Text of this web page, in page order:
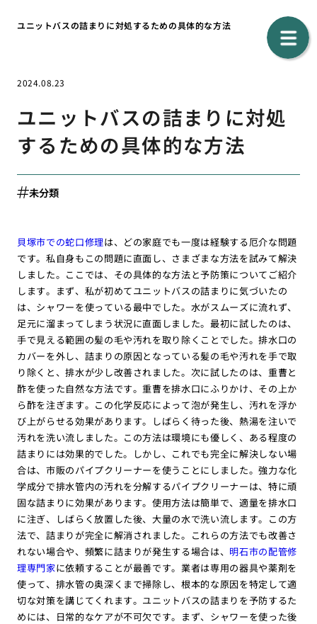
ユニットバスの詰まりに対処するための具体的な方法
2024.08.23
ユニットバスの詰まりに対処
するための具体的な方法
未分類
貝塚市での蛇口修理は、どの家庭でも一度は経験する厄介な問題
です。私自身もこの問題に直面し、さまざまな方法を試みて解決
しました。ここでは、その具体的な方法と予防策についてご紹介
します。まず、私が初めてユニットバスの詰まりに気づいたの
は、シャワーを使っている最中でした。水がスムーズに流れず、
足元に溜まってしまう状況に直面しました。最初に試したのは、
手で見える範囲の髪の毛や汚れを取り除くことでした。排水口の
カバーを外し、詰まりの原因となっている髪の毛や汚れを手で取
り除くと、排水が少し改善されました。次に試したのは、重曹と
酢を使った自然な方法です。重曹を排水口にふりかけ、その上か
ら酢を注ぎます。この化学反応によって泡が発生し、汚れを浮か
び上がらせる効果があります。しばらく待った後、熱湯を注いで
汚れを洗い流しました。この方法は環境にも優しく、ある程度の
詰まりには効果的でした。しかし、これでも完全に解決しない場
合は、市販のパイプクリーナーを使うことにしました。強力な化
学成分で排水管内の汚れを分解するパイプクリーナーは、特に頑
固な詰まりに効果があります。使用方法は簡単で、適量を排水口
に注ぎ、しばらく放置した後、大量の水で洗い流します。この方
法で、詰まりが完全に解消されました。これらの方法でも改善さ
れない場合や、頻繁に詰まりが発生する場合は、 明石市の配管修
理専門家に依頼することが最善です。業者は専用の器具や薬剤を
使って、排水管の奥深くまで掃除し、根本的な原因を特定して適
切な対策を講じてくれます。ユニットバスの詰まりを予防するた
めには、日常的なケアが不可欠です。まず、シャワーを使った後